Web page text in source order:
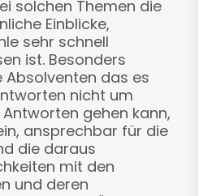
solchen Themen die
Einblicke,
sehr schnell
ist. Besonders
das es
nicht um
gehen kann,
ansprechbar für die
die daraus
mit den
und deren